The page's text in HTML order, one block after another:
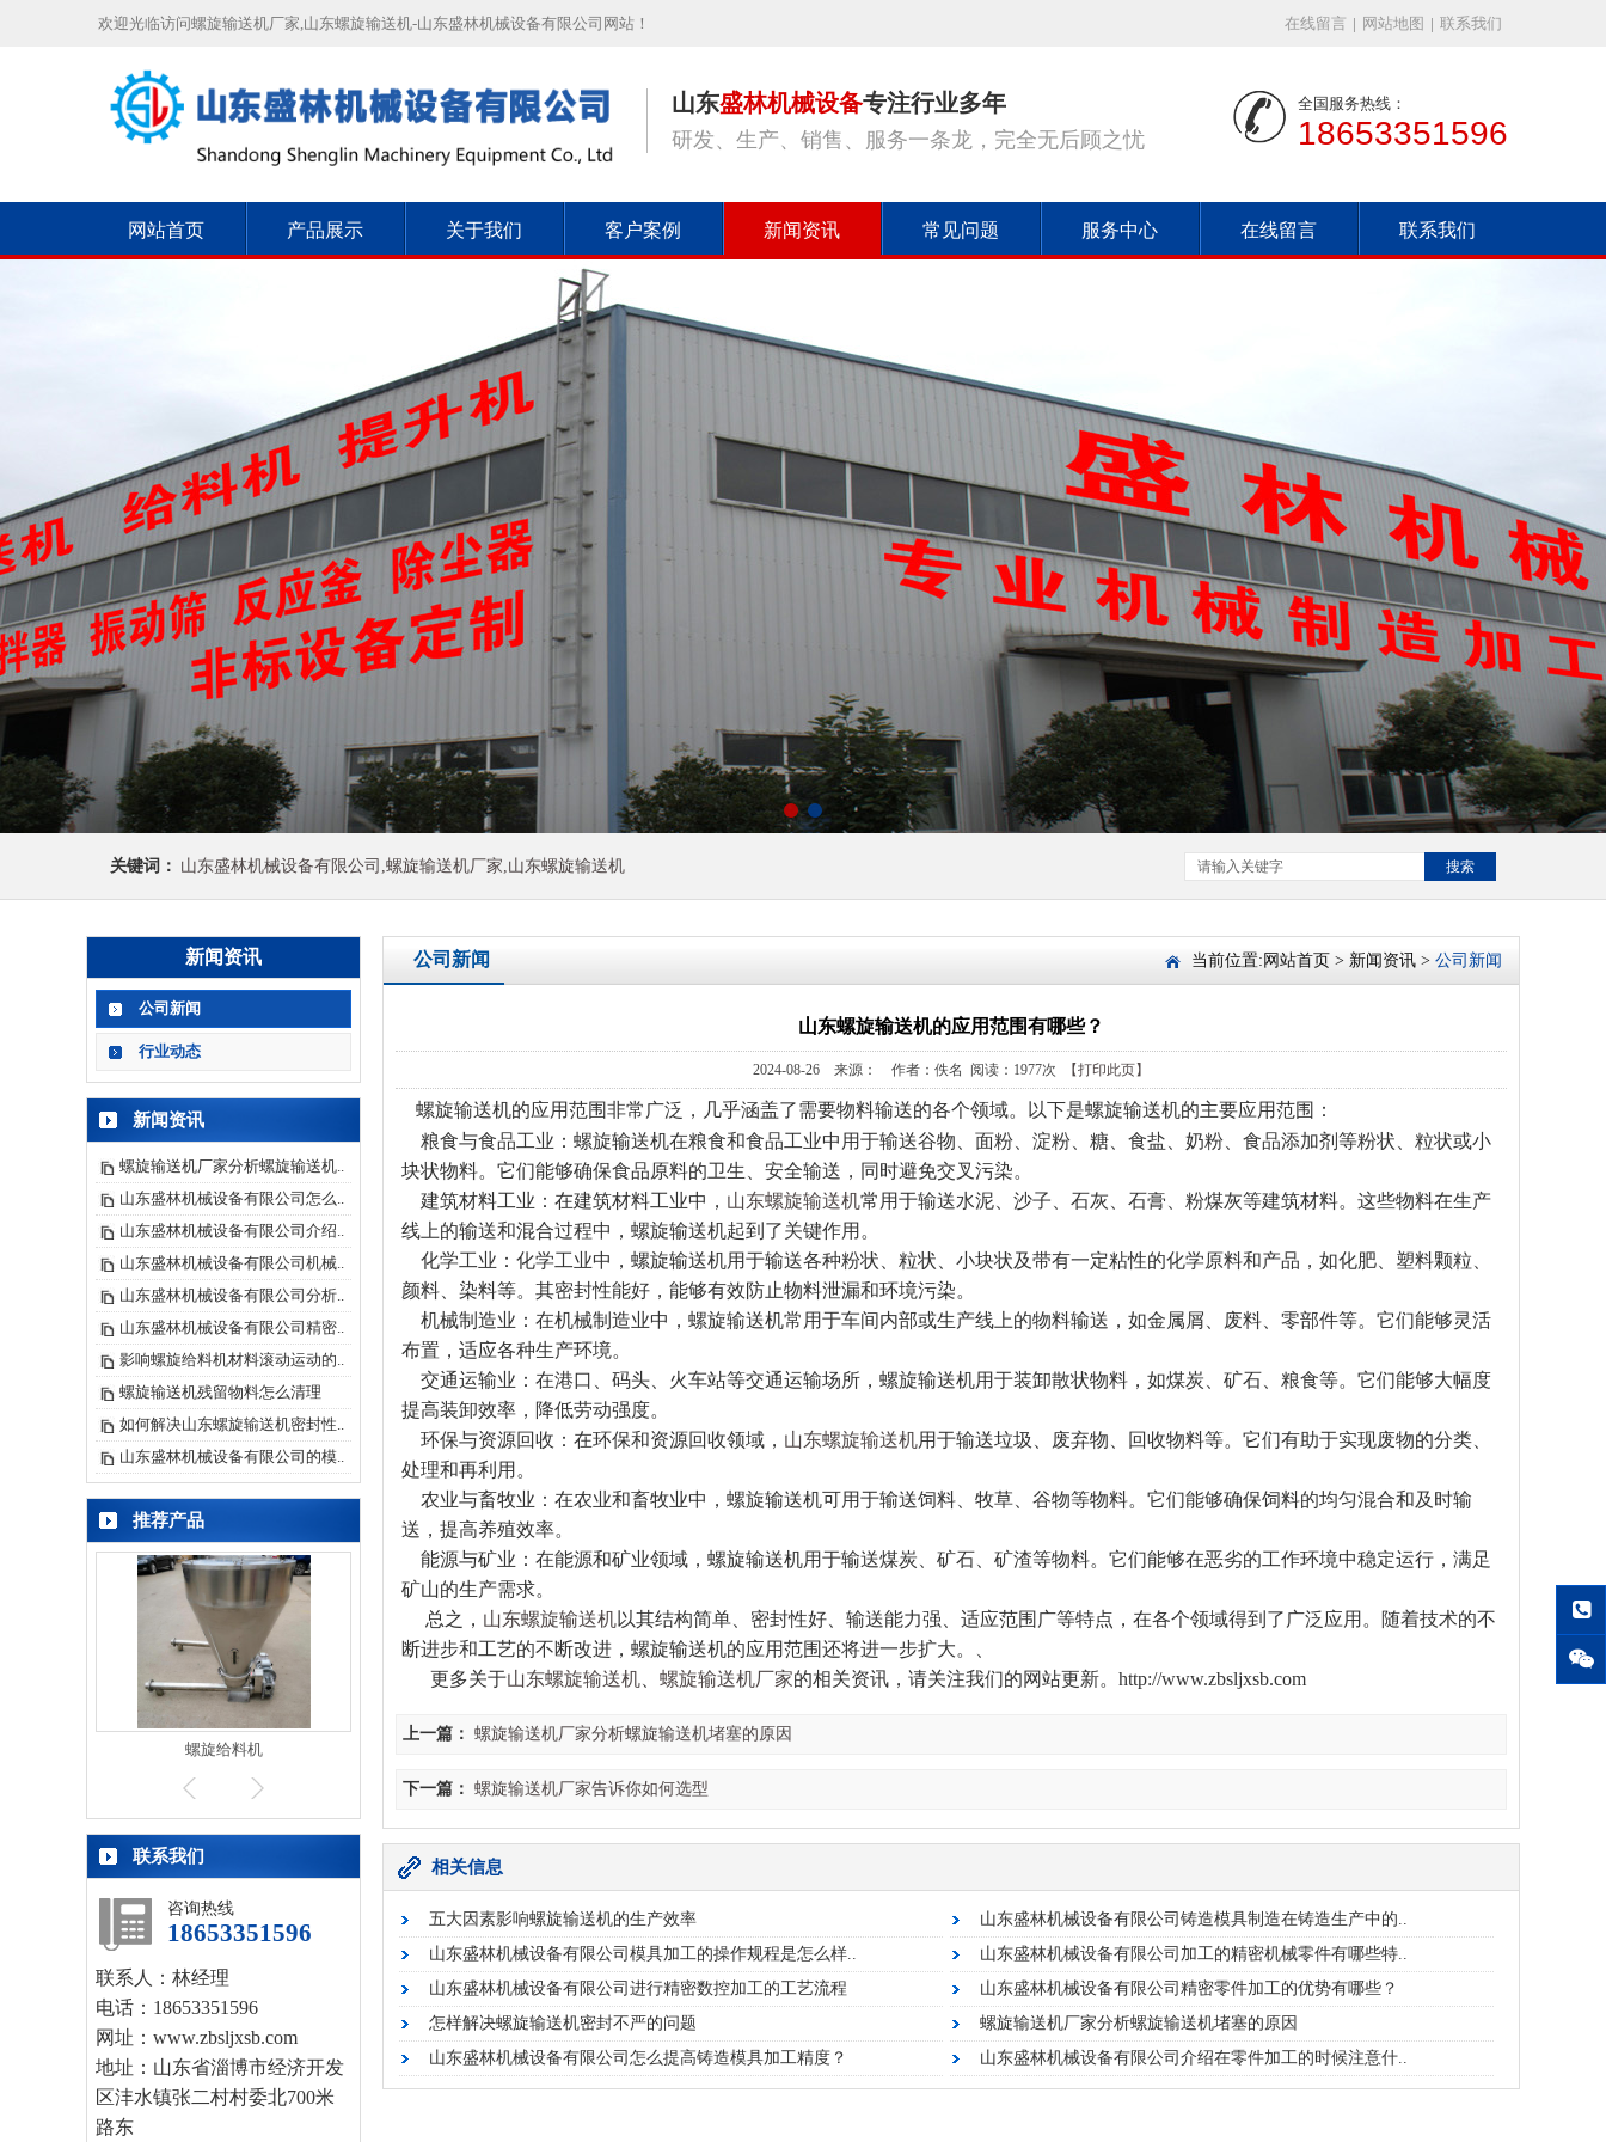
欢迎光临访问螺旋输送机厂家,山东螺旋输送机-山东盛林机械设备有限公司网站！ 在线留言 | 网站地图 | 联系我们
山东盛林机械设备专注行业多年
研发、生产、销售、服务一条龙，完全无后顾之忧
全国服务热线：
18653351596
网站首页 产品展示 关于我们 客户案例 新闻资讯 常见问题 服务中心 在线留言 联系我们
关键词： 山东盛林机械设备有限公司,螺旋输送机厂家,山东螺旋输送机 搜索
新闻资讯
公司新闻
行业动态
新闻资讯
螺旋输送机厂家分析螺旋输送机..
山东盛林机械设备有限公司怎么..
山东盛林机械设备有限公司介绍..
山东盛林机械设备有限公司机械..
山东盛林机械设备有限公司分析..
山东盛林机械设备有限公司精密..
影响螺旋给料机材料滚动运动的..
螺旋输送机残留物料怎么清理
如何解决山东螺旋输送机密封性..
山东盛林机械设备有限公司的模..
推荐产品
螺旋给料机
联系我们
咨询热线
18653351596
联系人：林经理
电话：18653351596
网址：www.zbsljxsb.com
地址：山东省淄博市经济开发
区沣水镇张二村村委北700米
路东
公司新闻 当前位置: 网站首页 > 新闻资讯 > 公司新闻
山东螺旋输送机的应用范围有哪些？
2024-08-26 来源： 作者：佚名 阅读：1977次 【打印此页】
螺旋输送机的应用范围非常广泛，几乎涵盖了需要物料输送的各个领域。以下是螺旋输送机的主要应用范围：
粮食与食品工业：螺旋输送机在粮食和食品工业中用于输送谷物、面粉、淀粉、糖、食盐、奶粉、食品添加剂等粉状、粒状或小
块状物料。它们能够确保食品原料的卫生、安全输送，同时避免交叉污染。
建筑材料工业：在建筑材料工业中， 山东螺旋输送机常用于输送水泥、沙子、石灰、石膏、粉煤灰等建筑材料。这些物料在生产
线上的输送和混合过程中，螺旋输送机起到了关键作用。
化学工业：化学工业中，螺旋输送机用于输送各种粉状、粒状、小块状及带有一定粘性的化学原料和产品，如化肥、塑料颗粒、
颜料、染料等。其密封性能好，能够有效防止物料泄漏和环境污染。
机械制造业：在机械制造业中，螺旋输送机常用于车间内部或生产线上的物料输送，如金属屑、废料、零部件等。它们能够灵活
布置，适应各种生产环境。
交通运输业：在港口、码头、火车站等交通运输场所，螺旋输送机用于装卸散状物料，如煤炭、矿石、粮食等。它们能够大幅度
提高装卸效率，降低劳动强度。
环保与资源回收：在环保和资源回收领域， 山东螺旋输送机用于输送垃圾、废弃物、回收物料等。它们有助于实现废物的分类、
处理和再利用。
农业与畜牧业：在农业和畜牧业中，螺旋输送机可用于输送饲料、牧草、谷物等物料。它们能够确保饲料的均匀混合和及时输
送，提高养殖效率。
能源与矿业：在能源和矿业领域，螺旋输送机用于输送煤炭、矿石、矿渣等物料。它们能够在恶劣的工作环境中稳定运行，满足
矿山的生产需求。
总之， 山东螺旋输送机以其结构简单、密封性好、输送能力强、适应范围广等特点，在各个领域得到了广泛应用。随着技术的不
断进步和工艺的不断改进，螺旋输送机的应用范围还将进一步扩大。、
更多关于山东螺旋输送机 螺旋输送机厂家的相关资讯，请关注我们的网站更新。http://www.zbsljxsb.com
上一篇： 螺旋输送机厂家分析螺旋输送机堵塞的原因
下一篇： 螺旋输送机厂家告诉你如何选型
相关信息
五大因素影响螺旋输送机的生产效率
山东盛林机械设备有限公司铸造模具制造在铸造生产中的..
山东盛林机械设备有限公司模具加工的操作规程是怎么样..
山东盛林机械设备有限公司加工的精密机械零件有哪些特..
山东盛林机械设备有限公司进行精密数控加工的工艺流程
山东盛林机械设备有限公司精密零件加工的优势有哪些？
怎样解决螺旋输送机密封不严的问题
螺旋输送机厂家分析螺旋输送机堵塞的原因
山东盛林机械设备有限公司怎么提高铸造模具加工精度？
山东盛林机械设备有限公司介绍在零件加工的时候注意什..